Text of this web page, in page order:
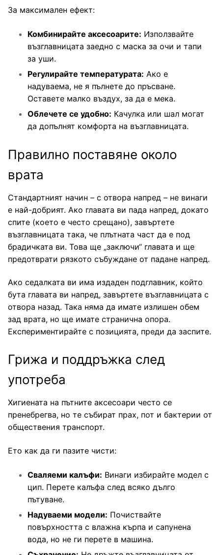
За максимален ефект:
Комбинирайте аксесоарите: Използвайте
възглавницата заедно с маска за очи и тапи
за уши.
Регулирайте температурата: Ако е
надуваема, не я пълнете до пръсване.
Оставете малко въздух, за да е мека.
Облечете се удобно: Качулка или шал могат
да допълнят комфорта на възглавницата.
Правилно поставяне около
врата
Стандартният начин – с отвора напред – не винаги
е най-добрият. Ако главата ви пада напред, докато
спите (което е често срещано), завъртете
възглавницата така, че плътната част да е под
брадичката ви. Това ще „заключи“ главата и ще
предотврати рязкото събуждане от падане напред.
Ако седалката ви има издаден подглавник, който
бута главата ви напред, завъртете възглавницата с
отвора назад. Така няма да имате излишен обем
зад врата, но ще имате странична опора.
Експериментирайте с позицията, преди да заспите.
Грижа и поддръжка след
употреба
Хигиената на пътните аксесоари често се
пренебрегва, но те събират прах, пот и бактерии от
обществения транспорт.
Ето как да ги пазите чисти:
Сваляеми калъфи: Винаги избирайте модел с
цип. Перете калъфа след всяко дълго
пътуване.
Надуваеми модели: Почиствайте
повърхността с влажна кърпа и сапунена
вода, но не ги перете в машина.